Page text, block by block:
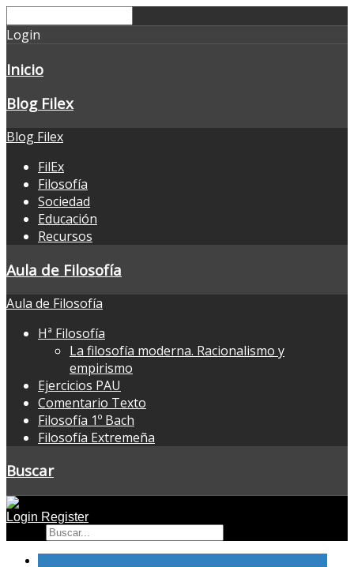
Login
Inicio
Blog Filex
Blog Filex
FilEx
Filosofía
Sociedad
Educación
Recursos
Aula de Filosofía
Aula de Filosofía
Hª Filosofía
La filosofía moderna. Racionalismo y
empirismo
Ejercicios PAU
Comentario Texto
Filosofía 1º Bach
Filosofía Extremeña
Buscar
Login Register